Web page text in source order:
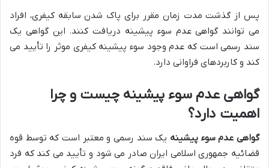
پس از گذشت مدت زمان مقرر برای پاک شدن سابقه کیفری، افراد
می توانند گواهی عدم سوء پیشینه دریافت کنند. این گواهی یک
سند رسمی است که عدم وجود سوء پیشینه کیفری موثر را تأیید می
کند و کاربردهای فراوانی دارد.
گواهی عدم سوء پیشینه چیست و چرا
اهمیت دارد؟
گواهی عدم سوء پیشینه یک سند رسمی و معتبر است که توسط قوه
قضائیه جمهوری اسلامی ایران صادر می شود و تأیید می کند که فرد